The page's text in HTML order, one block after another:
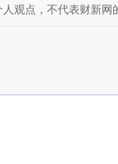
观点，不代表财新网